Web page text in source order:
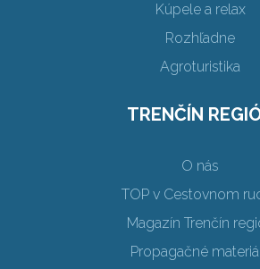
Kúpele a relax
Rozhľadne
Agroturistika
TRENČÍN
O nás
TOP v Cestovnom
Magazín Trenčín
Propagačné